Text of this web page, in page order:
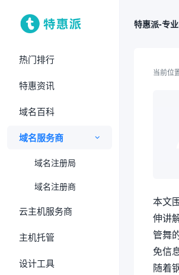
热门排行
特惠资讯
域名百科
域名服务商
域名注册局
域名注册商
云主机服务商
主机托管
设计工具
特惠派-专
当前位
本文
伸讲
管舞
免信
随着